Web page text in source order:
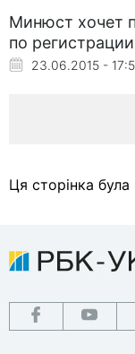
Минюст хочет
по
23.06.2015 -
Ця сторінка